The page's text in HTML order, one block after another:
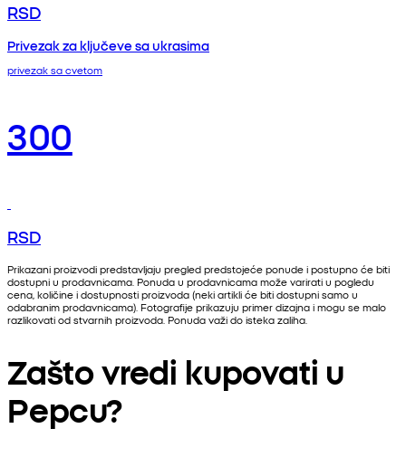
RSD
Privezak za ključeve sa ukrasima
privezak sa cvetom
300
RSD
Prikazani proizvodi predstavljaju pregled predstojeće ponude i postupno će biti
dostupni u prodavnicama. Ponuda u prodavnicama može varirati u pogledu
cena, količine i dostupnosti proizvoda (neki artikli će biti dostupni samo u
odabranim prodavnicama). Fotografije prikazuju primer dizajna i mogu se malo
razlikovati od stvarnih proizvoda. Ponuda važi do isteka zaliha.
Zašto vredi kupovati u
Pepcu?